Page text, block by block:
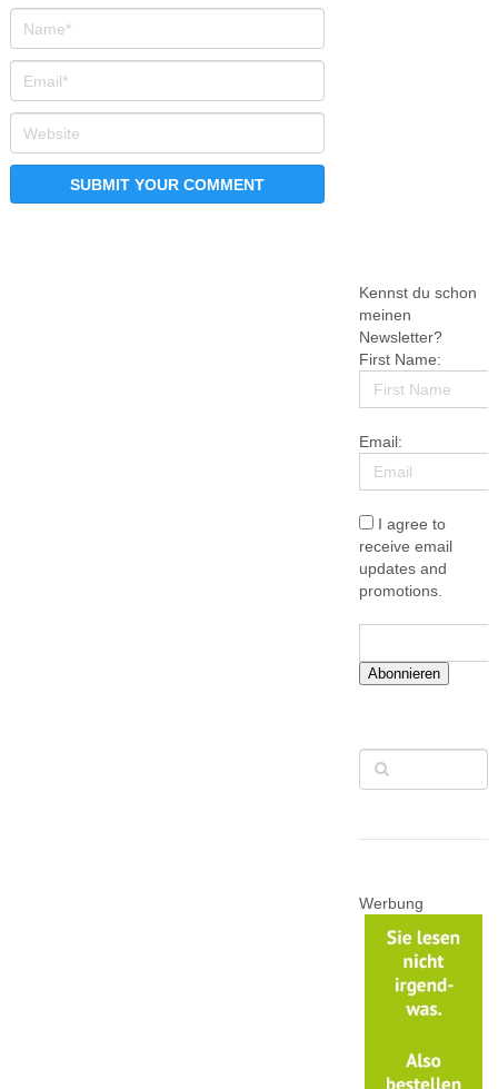
Kennst du schon
meinen
Newsletter?
First Name:
Email:
I agree to
receive email
updates and
promotions.
Abonnieren
Werbung